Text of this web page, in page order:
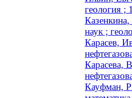
геология
наук ;
Карасев,
Карасева,
Кауфман,